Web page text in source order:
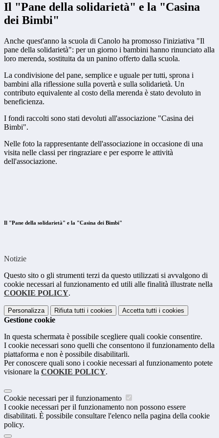
Il "Pane della solidarietà" e la "Casina
dei Bimbi"
Anche quest'anno la scuola di Canolo ha promosso l'iniziativa "Il
pane della solidarietà": per un giorno i bambini hanno rinunciato alla
loro merenda, sostituita da un panino offerto dalla scuola.
La condivisione del pane, semplice e uguale per tutti, sprona i
bambini alla riflessione sulla povertà e sulla solidarietà. Un
contributo equivalente al costo della merenda è stato devoluto in
beneficienza.
I fondi raccolti sono stati devoluti all'associazione "Casina dei
Bimbi".
Nelle foto la rappresentante dell'associazione in occasione di una
visita nelle classi per ringraziare e per esporre le attività
dell'associazione.
Il "Pane della solidarietà" e la "Casina dei Bimbi"
Notizie
Questo sito o gli strumenti terzi da questo utilizzati si avvalgono di
cookie necessari al funzionamento ed utili alle finalità illustrate nella
COOKIE POLICY.
Personalizza Rifiuta tutti i cookies Accetta tutti i cookies
Gestione cookie
In questa schermata è possibile scegliere quali cookie consentire.
I cookie necessari sono quelli che consentono il funzionamento della
piattaforma e non è possibile disabilitarli.
Per conoscere quali sono i cookie necessari al funzionamento potete
visionare la COOKIE POLICY.
Cookie necessari per il funzionamento
I cookie necessari per il funzionamento non possono essere
disabilitati. È possibile consultare l'elenco nella pagina della cookie
policy.